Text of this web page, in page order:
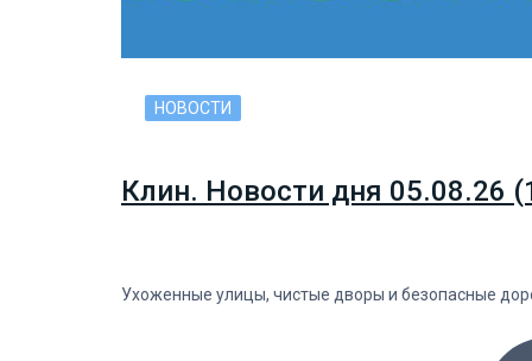
НОВОСТИ
Клин. Новости дня 05.08.26
Ухоженные улицы, чистые дворы и безопасные